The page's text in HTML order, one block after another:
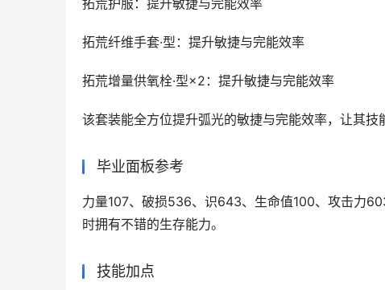
拓荒护服：提升敏捷与完能效率
拓荒纤维手套·型：提升敏捷与完能效率
拓荒增量供氧栓·型×2：提升敏捷与完能效率
该套装能全方位提升弧光的敏捷与完能效率，让其技
毕业面板参考
力量107、破损536、识643、生命值100、攻击力
时拥有不错的生存能力。
技能加点